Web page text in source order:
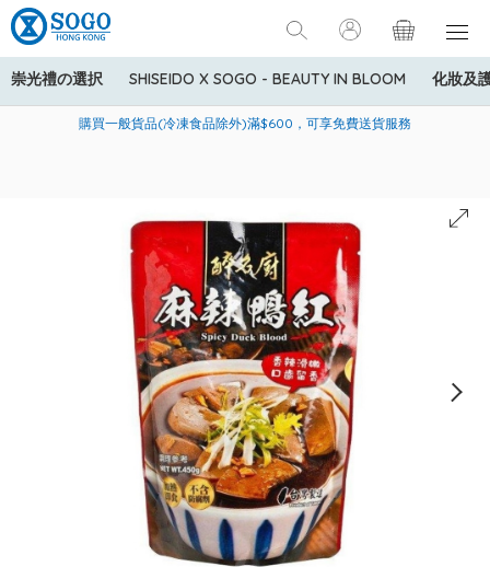
崇光禮の選択 SHISEIDO X SOGO - BEAUTY IN BLOOM 化妝及
美國運通Explorer®信用卡會員購物禮遇：高達5%簽賬回贈！
購買一般貨品(冷凍食品除外)滿$600，可享免費送貨服務
寄送中國內地服務只適用於指定商品，若訂單金額少於HK$600(折